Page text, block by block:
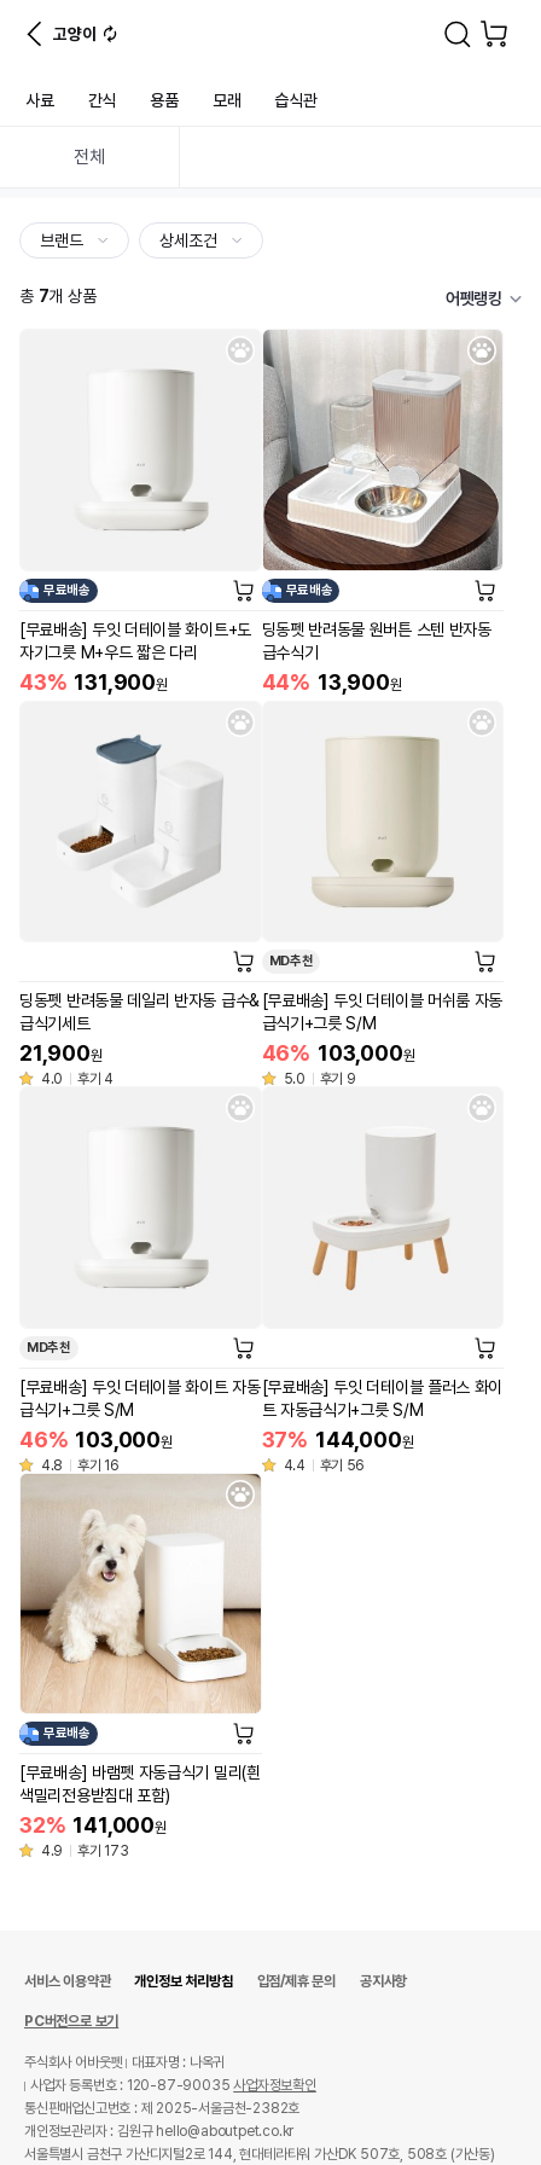
고양이
사료 간식 용품 모래 습식관
전체
브랜드 상세조건
총 7개 상품 어펫랭킹
무료배송
[무료배송] 두잇 더테이블 화이트+도
자기그릇 M+우드 짧은 다리
43% 131,900원
무료배송
딩동펫 반려동물 원버튼 스텐 반자동
급수식기
44% 13,900원
딩동펫 반려동물 데일리 반자동 급수&
급식기세트
21,900원
4.0
후기 4
MD추천
[무료배송] 두잇 더테이블 머쉬룸 자동
급식기+그릇 S/M
46% 103,000원
5.0
후기 9
MD추천
[무료배송] 두잇 더테이블 화이트 자동
급식기+그릇 S/M
46% 103,000원
4.8
후기 16
[무료배송] 두잇 더테이블 플러스 화이
트 자동급식기+그릇 S/M
37% 144,000원
4.4
후기 56
무료배송
[무료배송] 바램펫 자동급식기 밀리(흰
색밀리전용받침대 포함)
32% 141,000원
4.9
후기 173
서비스 이용약관 개인정보 처리방침 입점/제휴 문의 공지사항
PC버전으로 보기
주식회사 어바웃펫
대표자명 : 나옥귀
사업자 등록번호 : 120-87-90035사업자정보확인
통신판매업신고번호 : 제 2025-서울금천-2382호
개인정보관리자 : 김원규 hello@aboutpet.co.kr
서울특별시 금천구 가산디지털2로 144, 현대테라타워 가산DK 507호, 508호 (가산동)